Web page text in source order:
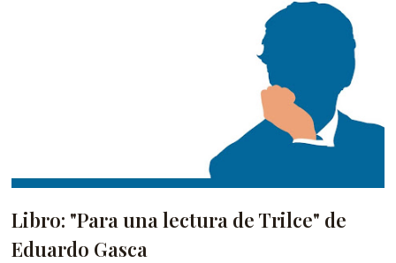
Libro: "Para una lectura de Trilce" de
Eduardo Gasca